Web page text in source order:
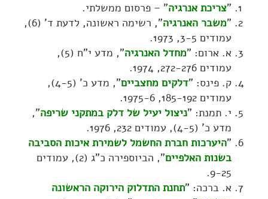
"צריכת אנרגיה" – פרסום ממשלתי.
"משבר האנרגיה
", רשימה ראשונה, לדעת ד' (6),
עמודים 3-5, 1973.
א. ארום: "מחדל האנרגיה
", מדע י"ח (5),
עמודים 272-276, 1974.
ק. פינס: "דלקים מחצביים
", מדע כ' (4-5),
עמודים 185-192, 1975-6.
י. תמנת: "ניצול יעיל של דלק במתקני שריפה",
מדע כ' (4-5), עמודים 232, 1976.
"היערכות חברת החשמל לשמירת איכות הסביבה
בשנות האלפיים
", הביוספירה כ"ג (2), עמודים
9-25.
א. ברכה: "תחנת התדלוק הירוקה הראשונה